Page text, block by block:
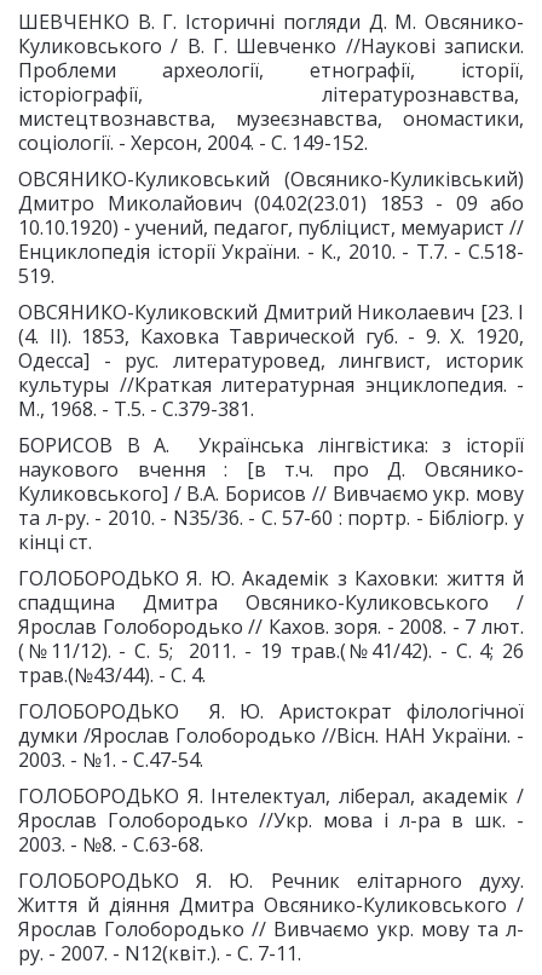
ШЕВЧЕНКО В. Г. Історичні погляди Д. М. Овсянико-
Куликовського / В. Г. Шевченко //Наукові записки.
Проблеми археології, етнографії, історії,
історіографії, літературознавства,
мистецтвознавства, музеєзнавства, ономастики,
соціології. - Херсон, 2004. - С. 149-152.
ОВСЯНИКО-Куликовський (Овсянико-Куликівський)
Дмитро Миколайович (04.02(23.01) 1853 - 09 або
10.10.1920) - учений, педагог, публіцист, мемуарист //
Енциклопедія історії України. - К., 2010. - Т.7. - С.518-
519.
ОВСЯНИКО-Куликовский Дмитрий Николаевич [23. I
(4. II). 1853, Каховка Таврической губ. - 9. X. 1920,
Одесса] - рус. литературовед, лингвист, историк
культуры //Краткая литературная энциклопедия. -
М., 1968. - Т.5. - С.379-381.
БОРИСОВ В А. Українська лінгвістика: з історії
наукового вчення : [в т.ч. про Д. Овсянико-
Куликовського] / В.А. Борисов // Вивчаємо укр. мову
та л-ру. - 2010. - N35/36. - С. 57-60 : портр. - Бібліогр. у
кінці ст.
ГОЛОБОРОДЬКО Я. Ю. Академік з Каховки: життя й
спадщина Дмитра Овсянико-Куликовського /
Ярослав Голобородько // Кахов. зоря. - 2008. - 7 лют.
(№11/12). - С. 5; 2011. - 19 трав.(№41/42). - С. 4; 26
трав.(№43/44). - С. 4.
ГОЛОБОРОДЬКО Я. Ю. Аристократ філологічної
думки /Ярослав Голобородько //Вісн. НАН України. -
2003. - №1. - С.47-54.
ГОЛОБОРОДЬКО Я. Інтелектуал, ліберал, академік /
Ярослав Голобородько //Укр. мова і л-ра в шк. -
2003. - №8. - С.63-68.
ГОЛОБОРОДЬКО Я. Ю. Речник елітарного духу.
Життя й діяння Дмитра Овсянико-Куликовського /
Ярослав Голобородько // Вивчаємо укр. мову та л-
ру. - 2007. - N12(квіт.). - С. 7-11.